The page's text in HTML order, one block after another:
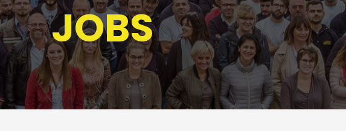
JOBS